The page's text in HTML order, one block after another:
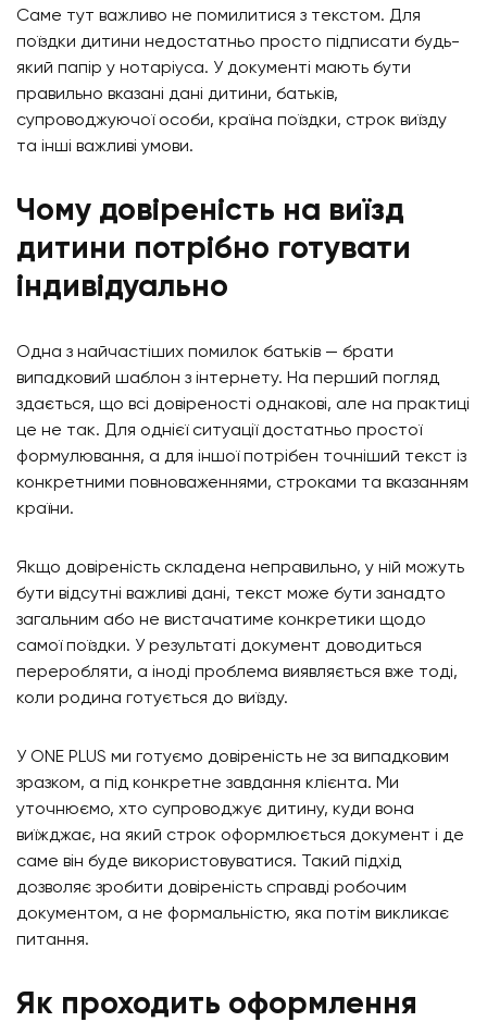
Саме тут важливо не помилитися з текстом. Для
поїздки дитини недостатньо просто підписати будь-
який папір у нотаріуса. У документі мають бути
правильно вказані дані дитини, батьків,
супроводжуючої особи, країна поїздки, строк виїзду
та інші важливі умови.
Чому довіреність на виїзд
дитини потрібно готувати
індивідуально
Одна з найчастіших помилок батьків — брати
випадковий шаблон з інтернету. На перший погляд
здається, що всі довіреності однакові, але на практиці
це не так. Для однієї ситуації достатньо простої
формулювання, а для іншої потрібен точніший текст із
конкретними повноваженнями, строками та вказанням
країни.
Якщо довіреність складена неправильно, у ній можуть
бути відсутні важливі дані, текст може бути занадто
загальним або не вистачатиме конкретики щодо
самої поїздки. У результаті документ доводиться
переробляти, а іноді проблема виявляється вже тоді,
коли родина готується до виїзду.
У ONE PLUS ми готуємо довіреність не за випадковим
зразком, а під конкретне завдання клієнта. Ми
уточнюємо, хто супроводжує дитину, куди вона
виїжджає, на який строк оформлюється документ і де
саме він буде використовуватися. Такий підхід
дозволяє зробити довіреність справді робочим
документом, а не формальністю, яка потім викликає
питання.
Як проходить оформлення